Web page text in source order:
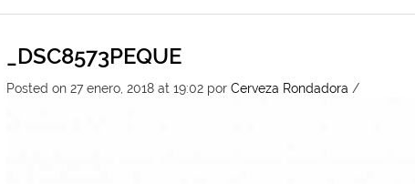
_DSC8573PEQUE
Posted on 27 enero, 2018 at 19:02 por Cerveza Rondadora /